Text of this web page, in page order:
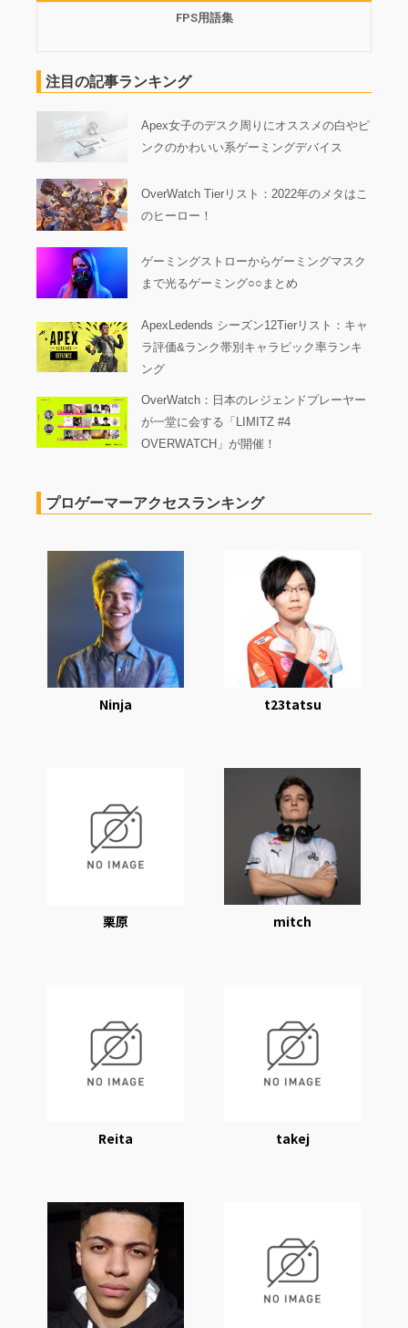
FPS用語集
注目の記事ランキング
Apex女子のデスク周りにオススメの白やピ
ンクのかわいい系ゲーミングデバイス
OverWatch Tierリスト：2022年のメタはこ
のヒーロー！
ゲーミングストローからゲーミングマスク
まで光るゲーミング○○まとめ
ApexLedends シーズン12Tierリスト：キャ
ラ評価&ランク帯別キャラピック率ランキ
ング
OverWatch：日本のレジェンドプレーヤー
が一堂に会する「LIMITZ #4
OVERWATCH」が開催！
プロゲーマーアクセスランキング
Ninja t23tatsu
栗原 mitch
Reita takej